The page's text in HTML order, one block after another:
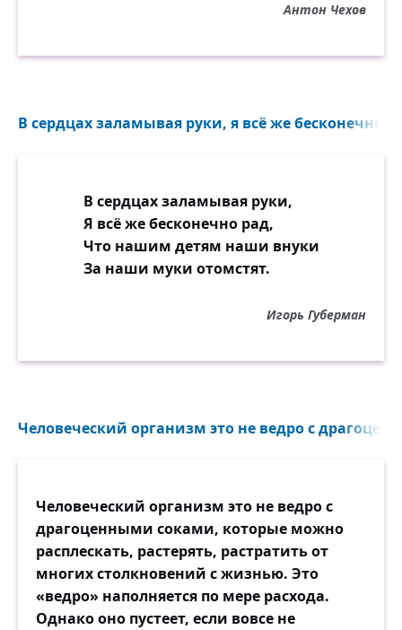
Антон Чехов
В сердцах заламывая руки, я всё же бесконечно
В сердцах заламывая руки,
Я всё же бесконечно рад,
Что нашим детям наши внуки
За наши муки отомстят.
Игорь Губерман
Человеческий организм это не ведро с
Человеческий организм это не ведро с
драгоценными соками, которые можно
расплескать, растерять, растратить от
многих столкновений с жизнью. Это
«ведро» наполняется по мере расхода.
Однако оно пустеет, если вовсе не